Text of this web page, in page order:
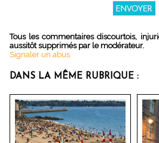
Tous les commentaires discourtois,
aussitôt supprimés par le modérateur.
Signaler un abus
DANS LA MÊME RUBRIQUE :